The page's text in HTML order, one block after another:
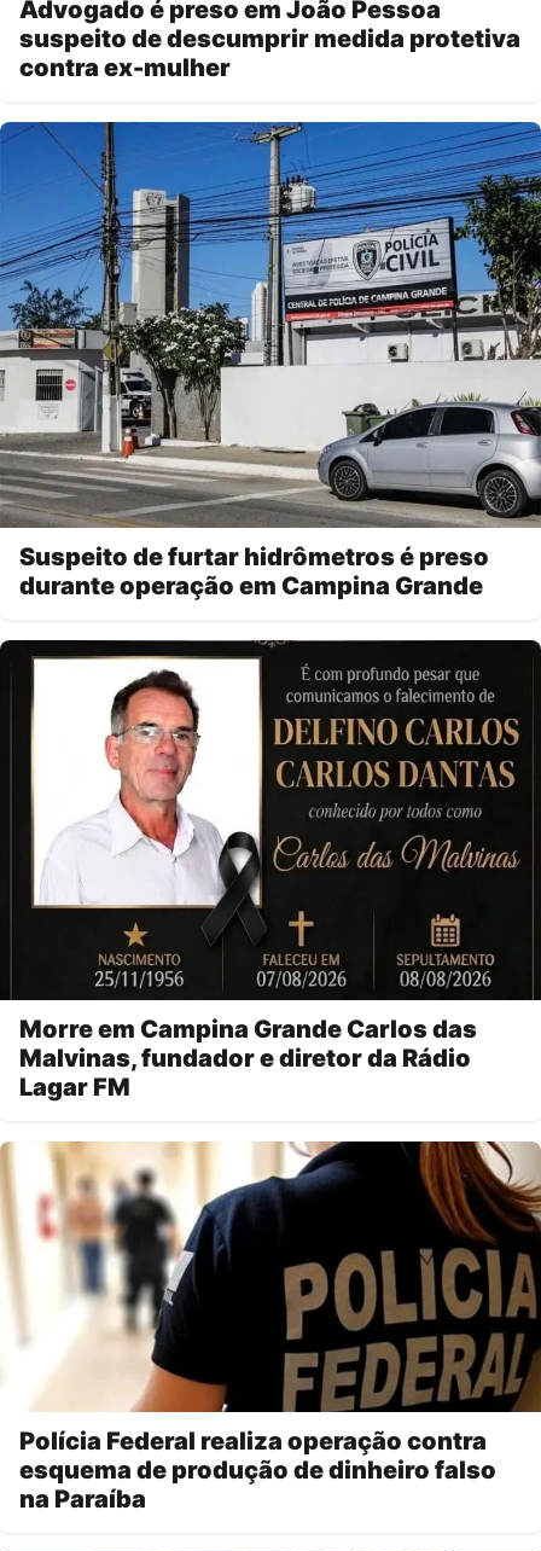
Advogado é preso em João Pessoa
suspeito de descumprir medida protetiva
contra ex-mulher
Suspeito de furtar hidrômetros é preso
durante operação em Campina Grande
Morre em Campina Grande Carlos das
Malvinas, fundador e diretor da Rádio
Lagar FM
Polícia Federal realiza operação contra
esquema de produção de dinheiro falso
na Paraíba